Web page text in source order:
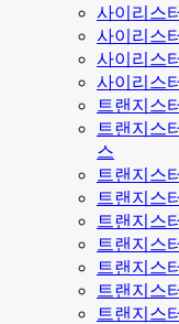
사이리스
사이리스
사이리스
사이리스
트랜지스
트랜지스
스
트랜지스
트랜지스
트랜지스
트랜지스
트랜지스
트랜지스
트랜지스